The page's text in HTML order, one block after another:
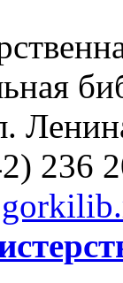
236